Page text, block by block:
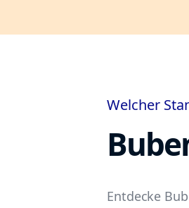
Welcher
Entdecke